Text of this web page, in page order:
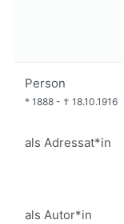
Person
* 1888 - † 18.10.1916
als Adressat*in
als Autor*in